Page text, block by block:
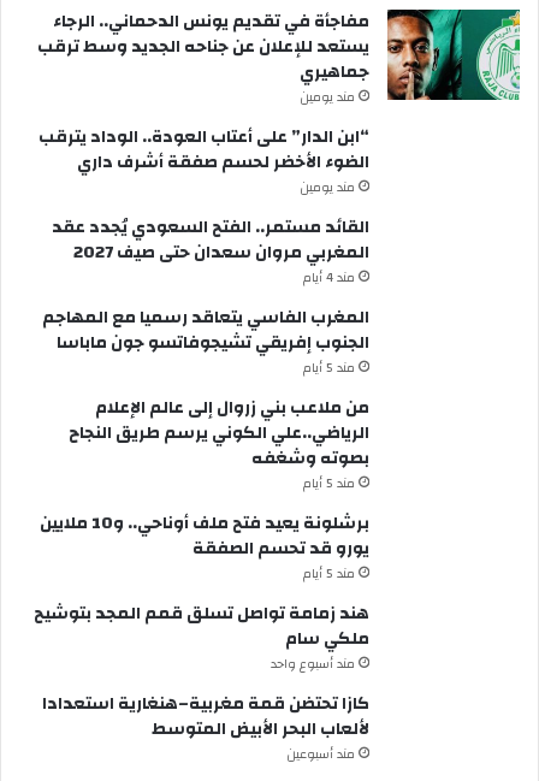
مفاجأة في تقديم يونس الدحماني.. الرجاء
يستعد للإعلان عن جناحه الجديد وسط ترقب
جماهيري
مند يومين
“ابن الدار” على أعتاب العودة.. الوداد يترقب
الضوء الأخضر لحسم صفقة أشرف داري
مند يومين
القائد مستمر.. الفتح السعودي يُجدد عقد
المغربي مروان سعدان حتى صيف 2027
مند 4 أيام
المغرب الفاسي يتعاقد رسميا مع المهاجم
الجنوب إفريقي تشيجوفاتسو جون ماباسا
مند 5 أيام
من ملاعب بني زروال إلى عالم الإعلام
الرياضي..علي الكوني يرسم طريق النجاح
بصوته وشغفه
مند 5 أيام
برشلونة يعيد فتح ملف أوناحي.. و10 ملايين
يورو قد تحسم الصفقة
مند 5 أيام
هند زمامة تواصل تسلق قمم المجد بتوشيح
ملكي سام
مند أسبوع واحد
كازا تحتضن قمة مغربية–هنغارية استعدادا
لألعاب البحر الأبيض المتوسط
مند أسبوعين